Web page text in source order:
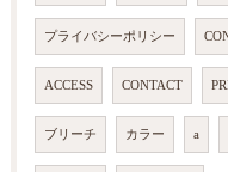
プライバシーポリシー
ACCESS CONTACT
ブリーチ カラー a